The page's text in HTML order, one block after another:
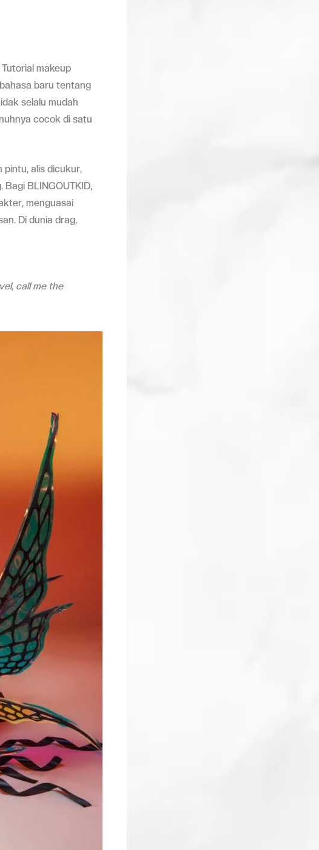
makeup
baru tentang
selalu mudah
cocok di satu
pintu, alis dicukur,
BLINGOUTKID,
menguasai
Di dunia drag,
call me the